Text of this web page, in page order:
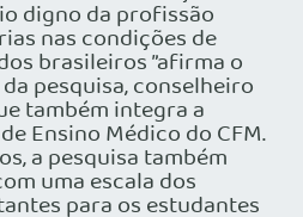
digno da profissão
nas condições de
brasileiros ”afirma o
pesquisa, conselheiro
também integra a
Ensino Médico do CFM.
a pesquisa também
uma escala dos
para os estudantes